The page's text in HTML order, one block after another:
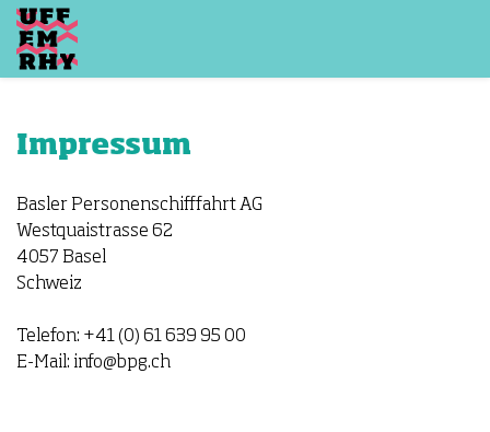
Impressum
Basler Personenschifffahrt AG
Westquaistrasse 62
4057 Basel
Schweiz
Telefon: +41 (0) 61 639 95 00
E-Mail: info@bpg.ch